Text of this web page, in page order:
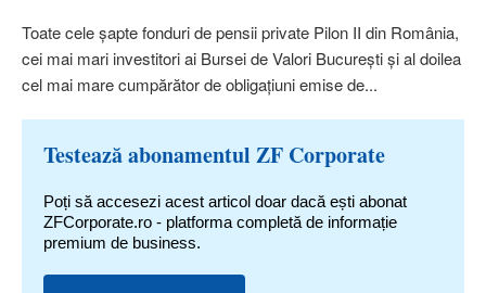
Toate cele şapte fonduri de pensii private Pilon II din România,
cei mai mari investitori ai Bursei de Valori Bucureşti şi al doilea
cel mai mare cumpărător de obligaţiuni emise de...
Testează abonamentul ZF Corporate
Poți să accesezi acest articol doar dacă ești abonat
ZFCorporate.ro - platforma completă de informație
premium de business.